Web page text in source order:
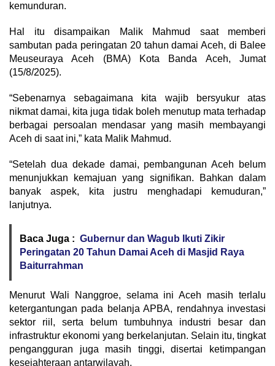
kemunduran.
Hal itu disampaikan Malik Mahmud saat memberi
sambutan pada peringatan 20 tahun damai Aceh, di Balee
Meuseuraya Aceh (BMA) Kota Banda Aceh, Jumat
(15/8/2025).
“Sebenarnya sebagaimana kita wajib bersyukur atas
nikmat damai, kita juga tidak boleh menutup mata terhadap
berbagai persoalan mendasar yang masih membayangi
Aceh di saat ini,” kata Malik Mahmud.
“Setelah dua dekade damai, pembangunan Aceh belum
menunjukkan kemajuan yang signifikan. Bahkan dalam
banyak aspek, kita justru menghadapi kemuduran,”
lanjutnya.
Baca Juga : Gubernur dan Wagub Ikuti Zikir
Peringatan 20 Tahun Damai Aceh di Masjid Raya
Baiturrahman
Menurut Wali Nanggroe, selama ini Aceh masih terlalu
ketergantungan pada belanja APBA, rendahnya investasi
sektor riil, serta belum tumbuhnya industri besar dan
infrastruktur ekonomi yang berkelanjutan. Selain itu, tingkat
pengangguran juga masih tinggi, disertai ketimpangan
kesejahteraan antarwilayah.